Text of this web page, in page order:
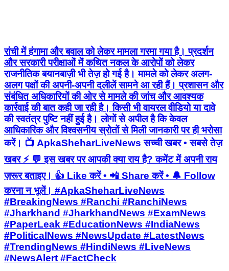
रांची में हंगामा और बवाल को लेकर मामला गरमा गया है। प्रदर्शन
और सरकारी परीक्षाओं में कथित नकल के आरोपों को लेकर
राजनीतिक बयानबाज़ी भी तेज़ हो गई है। मामले को लेकर अलग-
अलग पक्षों की अपनी-अपनी दलीलें सामने आ रही हैं। प्रशासन और
संबंधित अधिकारियों की ओर से मामले की जांच और आवश्यक
कार्रवाई की बात कही जा रही है। किसी भी वायरल वीडियो या दावे
की स्वतंत्र पुष्टि नहीं हुई है। लोगों से अपील है कि केवल
आधिकारिक और विश्वसनीय स्रोतों से मिली जानकारी पर ही भरोसा
करें। 📺 ApkaSheharLiveNews सच्ची खबर • सबसे तेज़
खबर ⚡ 💬 इस खबर पर आपकी क्या राय है? कमेंट में अपनी राय
ज़रूर बताइए। 👍 Like करें • 📲 Share करें • 🔔 Follow
करना न भूलें। #ApkaSheharLiveNews
#BreakingNews #Ranchi #RanchiNews
#Jharkhand #JharkhandNews #ExamNews
#PaperLeak #EducationNews #IndiaNews
#PoliticalNews #NewsUpdate #LatestNews
#TrendingNews #HindiNews #LiveNews
#NewsAlert #FactCheck